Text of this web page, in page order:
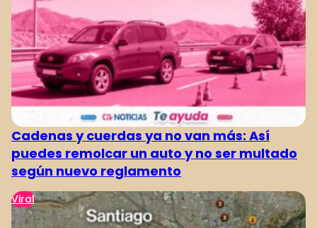
Cadenas y cuerdas ya no van más: Así
puedes remolcar un auto y no ser multado
según nuevo reglamento
Viral